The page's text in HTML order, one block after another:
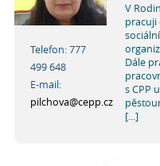
Telefon: 777
499 648
E-mail:
pilchova@cepp.cz
V
pracuji
Dále
s CPP
[...]